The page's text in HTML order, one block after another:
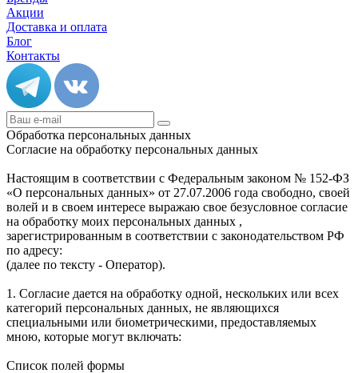
Акции
Доставка и оплата
Блог
Контакты
Обработка персональных данных
Согласие на обработку персональных данных
Настоящим в соответствии с Федеральным законом № 152-ФЗ
«О персональных данных» от 27.07.2006 года свободно, своей
волей и в своем интересе выражаю свое безусловное согласие
на обработку моих персональных данных ,
зарегистрированным в соответствии с законодательством РФ
по адресу:
(далее по тексту - Оператор).
1. Согласие дается на обработку одной, нескольких или всех
категорий персональных данных, не являющихся
специальными или биометрическими, предоставляемых
мною, которые могут включать:
Список полей формы